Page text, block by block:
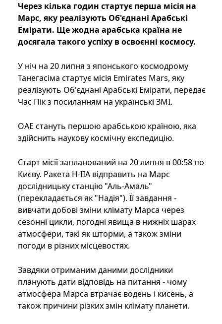
Через кілька годин стартує перша місія на
Марс, яку реалізують Об'єднані Арабські
Емірати. Ще жодна арабська країна не
досягала такого успіху в освоєнні космосу.
У ніч на 20 липня з японського космодрому
Танегасіма стартує місія Emirates Mars, яку
реалізують Об'єднані Арабські Емірати, передає
Час Пік з посиланням на українські ЗМІ.
ОАЕ стануть першою арабською країною, яка
здійснить наукову космічну експедицію.
Старт місії запланований на 20 липня в 00:58 по
Києву. Ракета H-IIA відправить на Марс
дослідницьку станцію "Аль-Амаль"
(перекладається як "Надія"). Її завдання -
вивчати добові зміни клімату Марса через
сезонні цикли, погодні явища в нижніх шарах
атмосфери, такі як шторми, а також зміни
погоди в різних місцевостях.
Завдяки отриманим даними дослідники
планують дати відповідь на питання - чому
атмосфера Марса втрачає водень і кисень, а
також причини різких змін клімату планети.